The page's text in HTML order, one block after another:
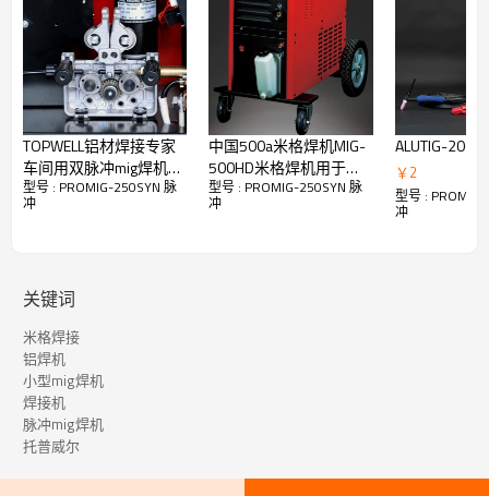
用于铝的 True Pulse MIG
脉冲 MIG 工艺的工作原理是在每个脉冲的电极末端形成一滴熔融
金属。然后，添加适量的电流，将一个液滴推过电弧并进入水
坑。这些液滴的转移通过电弧发生，每个脉冲一个液滴。
TOPWELL铝材焊接专家
车间用双脉冲mig焊机
ALUMIG-250P
型号 : PROMIG-250SYN 脉
冲
中国500a米格焊机MIG-
500HD米格焊机用于碳
钢
型号 : PROMIG-250SYN 脉
冲
ALUTIG-
￥2
型号 :
冲
关键词
米格焊接
铝焊机
小型mig焊机
焊接机
脉冲mig焊机
托普威尔